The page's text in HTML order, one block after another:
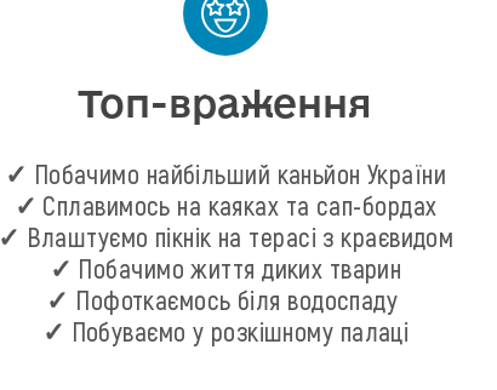
Топ-враження
✓ Побачимо найбільший каньйон України
✓ Сплавимось на каяках та сап-бордах
✓ Влаштуємо пікнік на терасі з краєвидом
✓ Побачимо життя диких тварин
✓ Пофоткаємось біля водоспаду
✓ Побуваємо у розкішному палаці